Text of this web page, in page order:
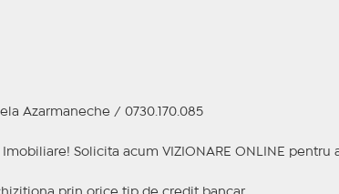
Azarmaneche / 0730.170.085
Solicita acum VIZIONARE ONLINE pentru